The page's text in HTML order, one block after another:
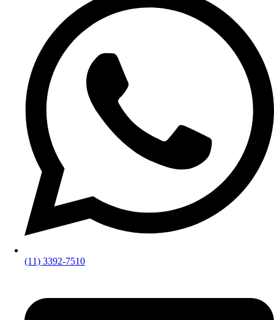
(11) 3392-7510